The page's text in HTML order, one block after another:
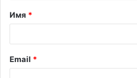
Имя *
Email *